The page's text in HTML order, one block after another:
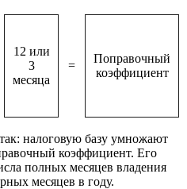
12 или
3
месяца
=
Поправочный
коэффициент
налоговую базу умножают
коэффициент. Его
полных месяцев владения
месяцев в году.